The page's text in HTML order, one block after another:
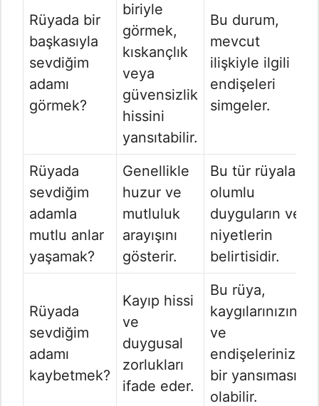
Rüyada bir
başkasıyla
sevdiğim
adamı
görmek?
biriyle
görmek,
kıskançlık
veya
güvensizlik
hissini
yansıtabilir.
Bu durum,
mevcut
ilişkiyle ilgili
endişeleri
simgeler.
Rüyada
sevdiğim
adamla
mutlu anlar
yaşamak?
Genellikle
huzur ve
mutluluk
arayışını
gösterir.
Bu tür rüyalar,
olumlu
duyguların ve
niyetlerin
belirtisidir.
Rüyada
sevdiğim
adamı
kaybetmek?
Kayıp hissi
ve
duygusal
zorlukları
ifade eder.
Bu rüya,
kaygılarınızın
ve
endişelerinizin
bir yansıması
olabilir.